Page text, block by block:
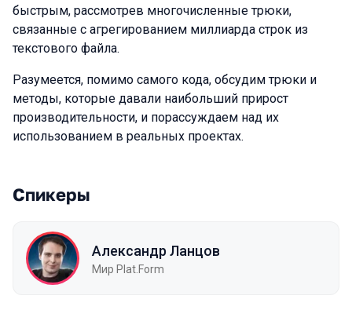
быстрым, рассмотрев многочисленные трюки,
связанные с агрегированием миллиарда строк из
текстового файла.
Разумеется, помимо самого кода, обсудим трюки и
методы, которые давали наибольший прирост
производительности, и порассуждаем над их
использованием в реальных проектах.
Спикеры
Александр Ланцов
Мир Plat.Form